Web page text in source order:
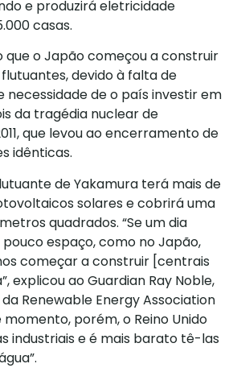
e produzirá eletricidade
casas.
que o Japão começou a construir
devido à falta de
necessidade de o país investir em
da tragédia nuclear de
que levou ao encerramento de
idênticas.
de Yakamura terá mais de
solares e cobrirá uma
quadrados. “Se um dia
espaço, como no Japão,
começar a construir [centrais
explicou ao Guardian Ray Noble,
Renewable Energy Association
momento, porém, o Reino Unido
industriais e é mais barato tê-las